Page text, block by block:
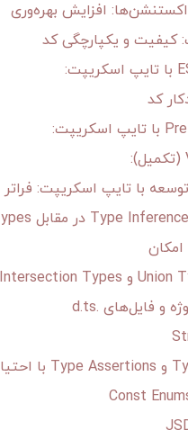
اکستنشن‌ها: افزایش بهره‌وری
با تایپ اسکریپت: فراتر